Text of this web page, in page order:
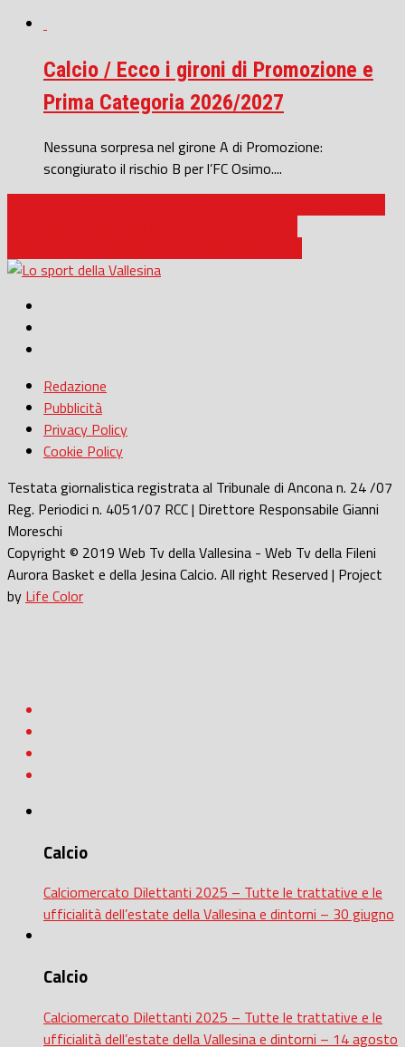
Calcio / Ecco i gironi di Promozione e
Prima Categoria 2026/2027
Nessuna sorpresa nel girone A di Promozione:
scongiurato il rischio B per l’FC Osimo....
Redazione
Pubblicità
Privacy Policy
Cookie Policy
Testata giornalistica registrata al Tribunale di Ancona n. 24 /07
Reg. Periodici n. 4051/07 RCC | Direttore Responsabile Gianni
Moreschi
Copyright © 2019 Web Tv della Vallesina - Web Tv della Fileni
Aurora Basket e della Jesina Calcio. All right Reserved | Project
by Life Color
Calcio
Calciomercato Dilettanti 2025 – Tutte le trattative e le
ufficialità dell’estate della Vallesina e dintorni – 30 giugno
Calcio
Calciomercato Dilettanti 2025 – Tutte le trattative e le
ufficialità dell’estate della Vallesina e dintorni – 14 agosto